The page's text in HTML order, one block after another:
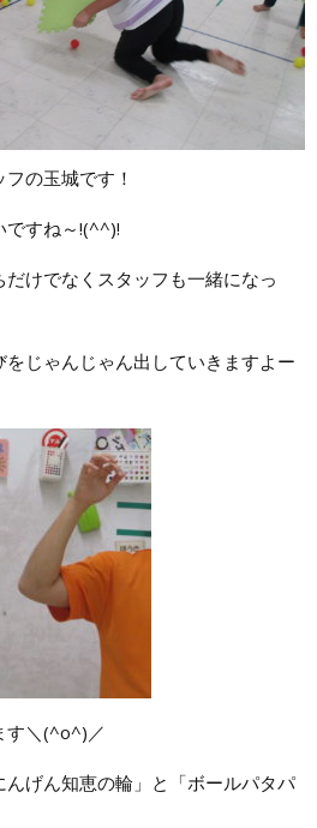
の玉城です！
ですね～!(^^)!
けでなくスタッフも一緒になっ
じゃんじゃん出していきますよー
す＼(^o^)／
げん知恵の輪」と「ボールパタパ